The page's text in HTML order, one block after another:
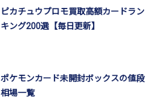
ピカチュウプロモ買取高額カードラン
キング200選【毎日更新】
ポケモンカード未開封ボックスの値段
相場一覧